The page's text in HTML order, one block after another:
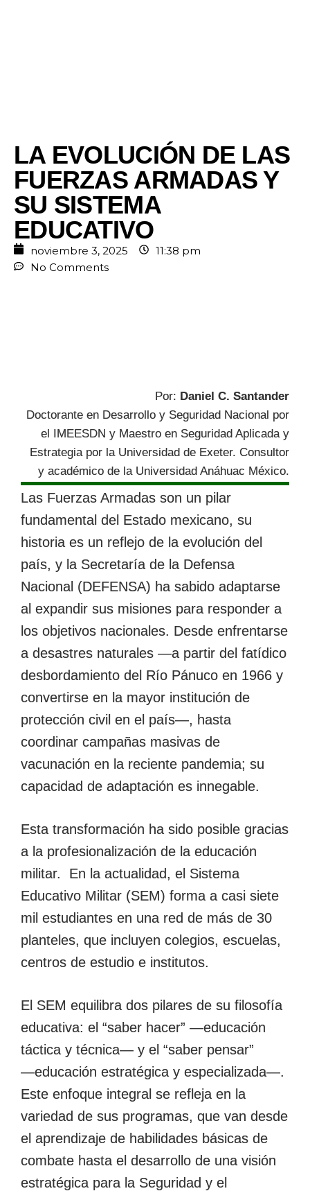
LA EVOLUCIÓN DE LAS
FUERZAS ARMADAS Y
SU SISTEMA
EDUCATIVO
noviembre 3, 2025
11:38 pm
No Comments
Por: Daniel C. Santander
Doctorante en Desarrollo y Seguridad Nacional por
el IMEESDN y Maestro en Seguridad Aplicada y
Estrategia por la Universidad de Exeter. Consultor
y académico de la Universidad Anáhuac México.
Las Fuerzas Armadas son un pilar
fundamental del Estado mexicano, su
historia es un reflejo de la evolución del
país, y la Secretaría de la Defensa
Nacional (DEFENSA) ha sabido adaptarse
al expandir sus misiones para responder a
los objetivos nacionales. Desde enfrentarse
a desastres naturales ―a partir del fatídico
desbordamiento del Río Pánuco en 1966 y
convertirse en la mayor institución de
protección civil en el país―, hasta
coordinar campañas masivas de
vacunación en la reciente pandemia; su
capacidad de adaptación es innegable.
Esta transformación ha sido posible gracias
a la profesionalización de la educación
militar. En la actualidad, el Sistema
Educativo Militar (SEM) forma a casi siete
mil estudiantes en una red de más de 30
planteles, que incluyen colegios, escuelas,
centros de estudio e institutos.
El SEM equilibra dos pilares de su filosofía
educativa: el “saber hacer” ―educación
táctica y técnica― y el “saber pensar”
―educación estratégica y especializada―.
Este enfoque integral se refleja en la
variedad de sus programas, que van desde
el aprendizaje de habilidades básicas de
combate hasta el desarrollo de una visión
estratégica para la Seguridad y el